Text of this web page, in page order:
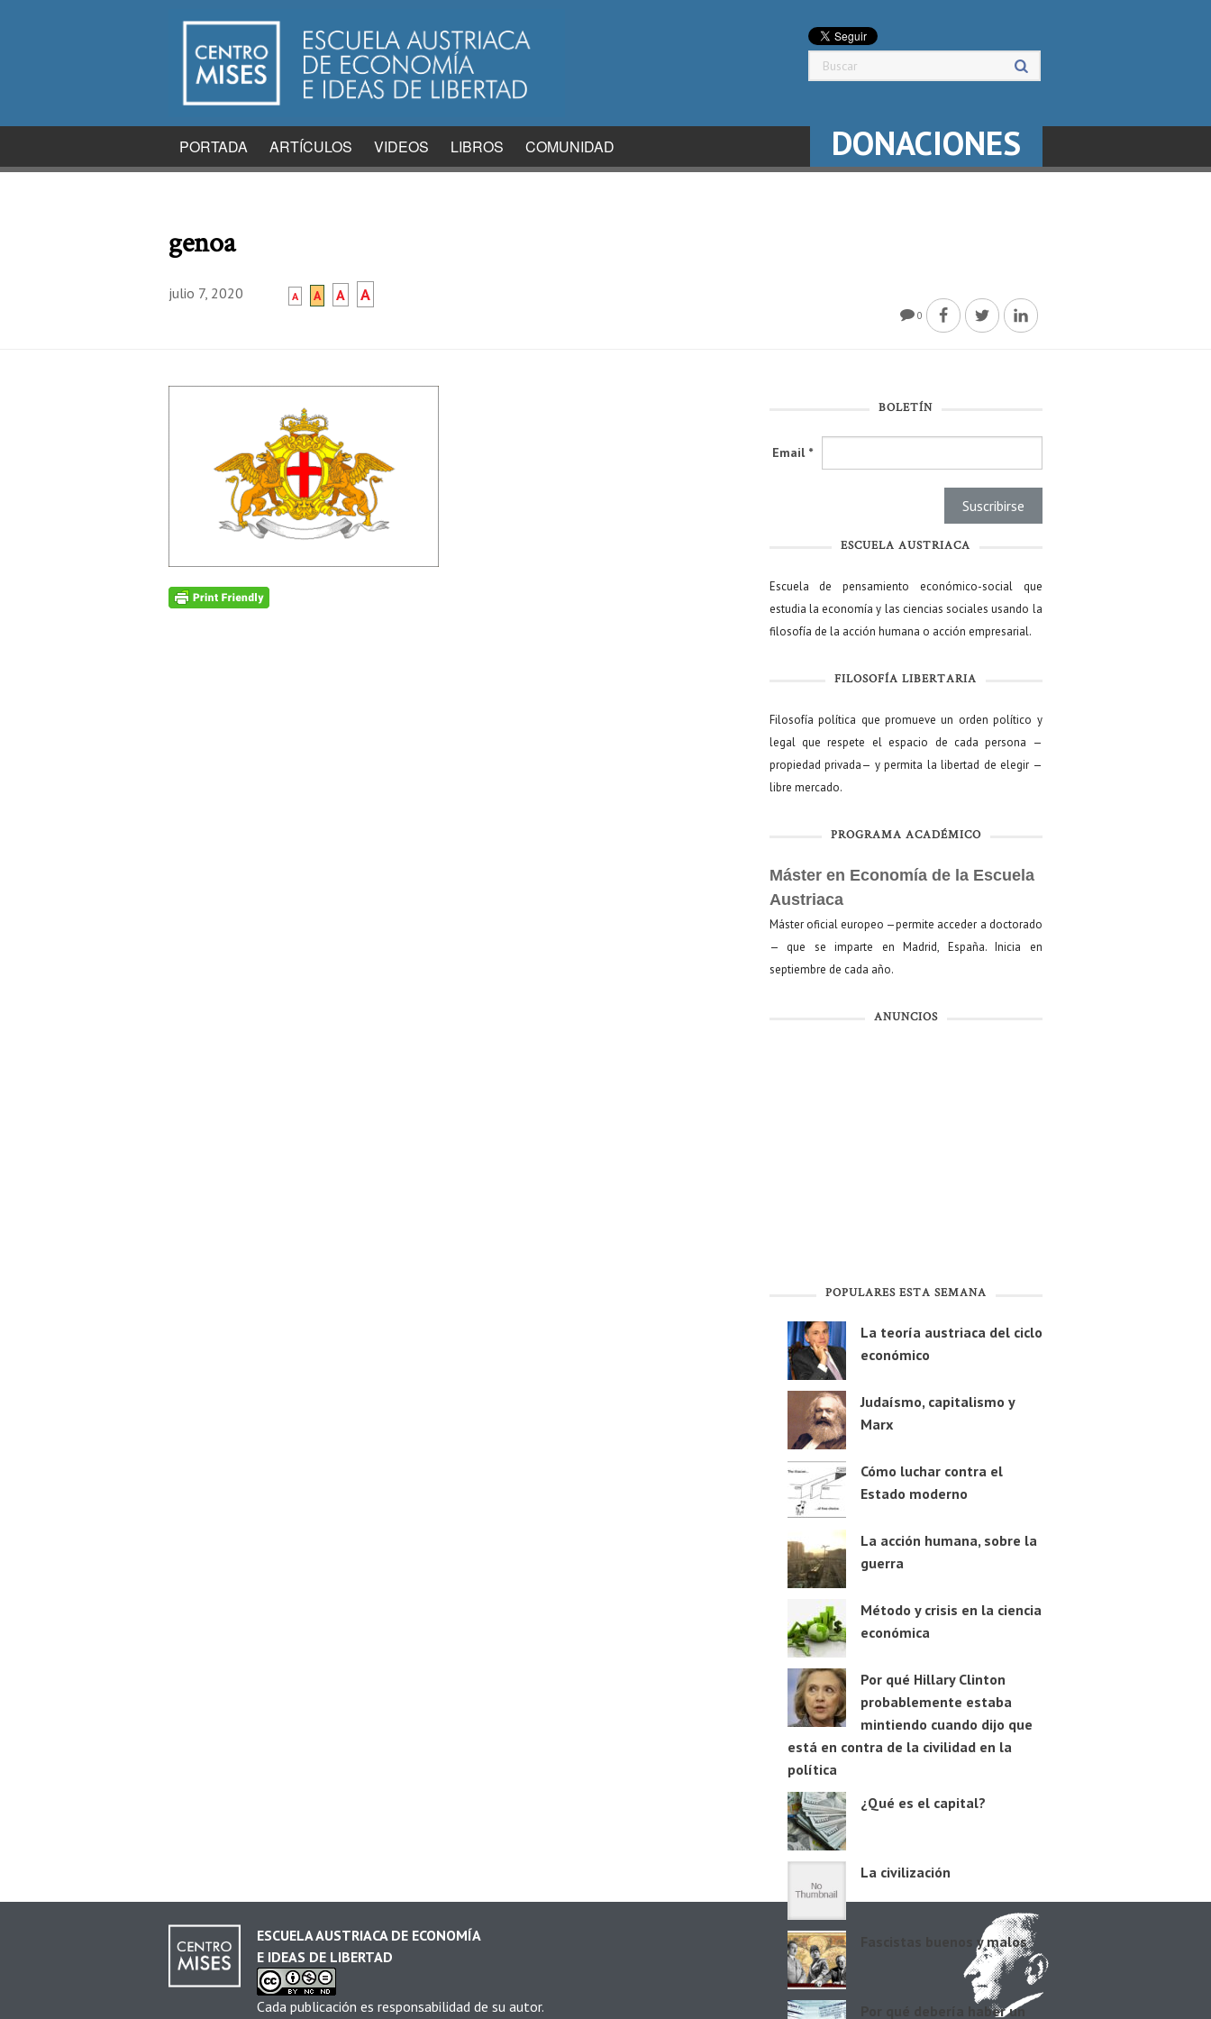
PORTADA ARTÍCULOS VIDEOS LIBROS COMUNIDAD DONACIONES
genoa
julio 7, 2020 A A A A
0
BOLETÍN
Email *
ESCUELA AUSTRIACA
Escuela de pensamiento económico-social que
estudia la economía y las ciencias sociales usando la
filosofía de la acción humana o acción empresarial.
FILOSOFÍA LIBERTARIA
Filosofía política que promueve un orden político y
legal que respete el espacio de cada persona —
propiedad privada— y permita la libertad de elegir —
libre mercado.
PROGRAMA ACADÉMICO
Máster en Economía de la Escuela
Austriaca
Máster oficial europeo —permite acceder a doctorado
— que se imparte en Madrid, España. Inicia en
septiembre de cada año.
ANUNCIOS
POPULARES ESTA SEMANA
La teoría austriaca del ciclo
económico
Judaísmo, capitalismo y
Marx
Cómo luchar contra el
Estado moderno
La acción humana, sobre la
guerra
Método y crisis en la ciencia
económica
Por qué Hillary Clinton
probablemente estaba
mintiendo cuando dijo que
está en contra de la civilidad en la
política
¿Qué es el capital?
La civilización
Fascistas buenos y malos
Por qué debería haber un
ESCUELA AUSTRIACA DE ECONOMÍA
E IDEAS DE LIBERTAD
Cada publicación es responsabilidad de su autor.